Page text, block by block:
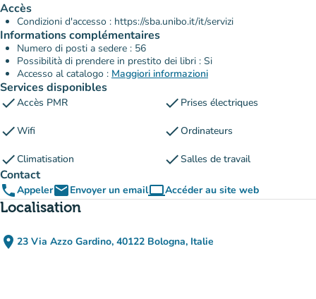
Accès
Condizioni d'accesso : https://sba.unibo.it/it/servizi
Informations complémentaires
Numero di posti a sedere : 56
Possibilità di prendere in prestito dei libri : Si
Accesso al catalogo : Maggiori informazioni
Services disponibles
checkAccès PMR check Prises électriques
checkWifi checkOrdinateurs
checkClimatisation checkSalles de travail
Contact
phoneAppeleremailEnvoyer un emailcomputerAccéder au site web
(nouvel onglet)
Localisation
place 23 Via Azzo Gardino, 40122 Bologna, Italie
(ouvrir dans Google Maps)
(nouvel onglet)